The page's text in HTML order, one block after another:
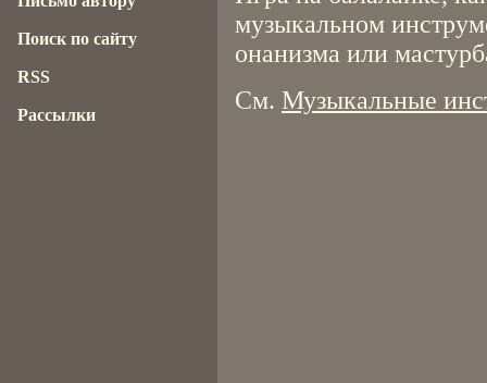
музыкальном
онанизма или
См. Музыкальные
Поиск по сайту
RSS
Рассылки